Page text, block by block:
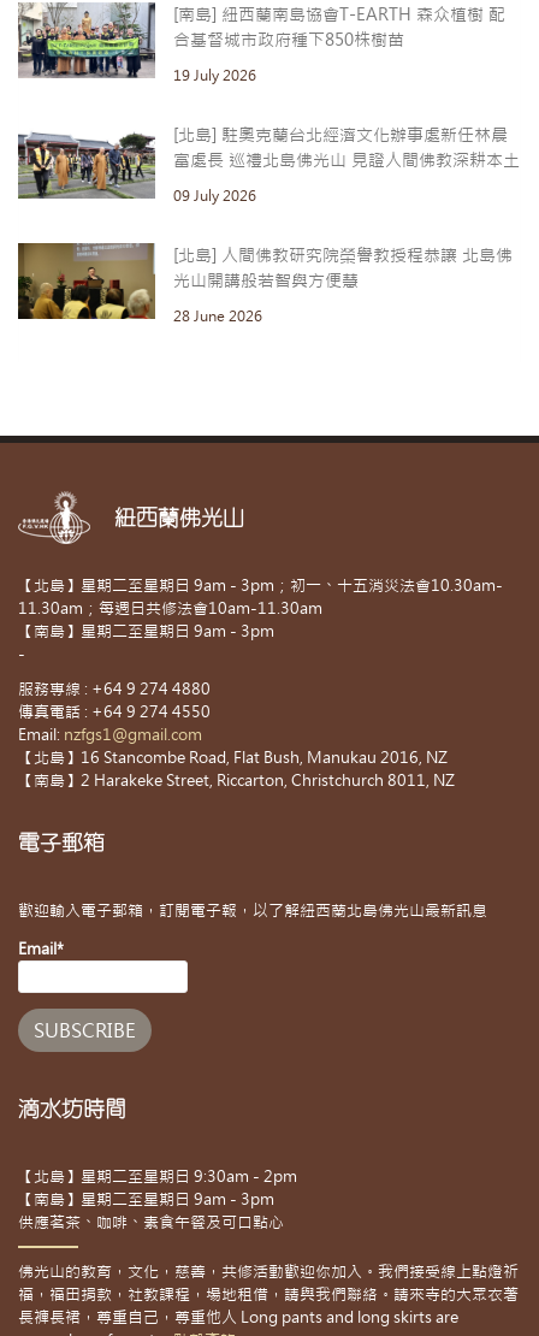
[南島] 紐西蘭南島協會T-EARTH 森众植樹 配
合基督城市政府種下850株樹苗
19 July 2026
[北島] 駐奧克蘭台北經濟文化辦事處新任林晨
富處長 巡禮北島佛光山 見證人間佛教深耕本土
09 July 2026
[北島] 人間佛教研究院榮譽教授程恭讓 北島佛
光山開講般若智與方便慧
28 June 2026
紐西蘭佛光山
【北島】星期二至星期日 9am - 3pm；初一、十五消災法會10.30am-
11.30am；每週日共修法會10am-11.30am
【南島】星期二至星期日 9am - 3pm
-
服務專線 : +64 9 274 4880
傳真電話 : +64 9 274 4550
Email: nzfgs1@gmail.com
【北島】16 Stancombe Road, Flat Bush, Manukau 2016, NZ
【南島】2 Harakeke Street, Riccarton, Christchurch 8011, NZ
電子郵箱
歡迎輸入電子郵箱，訂閱電子報，以了解紐西蘭北島佛光山最新訊息
Email*
滴水坊時間
【北島】星期二至星期日 9:30am - 2pm
【南島】星期二至星期日 9am - 3pm
供應茗茶、咖啡、素食午餐及可口點心
佛光山的教育，文化，慈善，共修活動歡迎你加入。我們接受線上點燈祈
福，福田捐款，社教課程，場地租借，請與我們聯絡。請來寺的大眾衣著
長褲長裙，尊重自己，尊重他人 Long pants and long skirts are